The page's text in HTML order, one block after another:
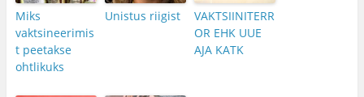
Miks
vaktsineerimis
t peetakse
ohtlikuks
Unistus riigist
VAKTSIINITERR
OR EHK UUE
AJA KATK